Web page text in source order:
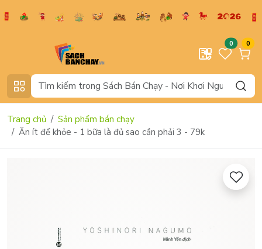
0 0
Trang chủ
Sản phẩm bán chạy
Ăn ít để khỏe - 1 bữa là đủ sao cần phải 3 - 79k